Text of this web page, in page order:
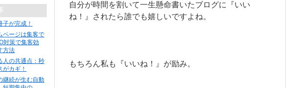
自分が時間を割いて一生懸命書いたブログに『いい
ね！』されたら誰でも嬉しいですよね。
もちろん私も『いいね！』が励み。
子が完成！
ページは集客で
対策で集客効
方法
人の共通点：秒
がカギ！
継続が生む自動